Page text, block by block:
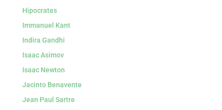
Hipocrates
Immanuel Kant
Indira Gandhi
Isaac Asimov
Isaac Newton
Jacinto Benavente
Jean Paul Sartre